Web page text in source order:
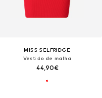
MISS SELFRIDGE
Vestido de malha
44,90€